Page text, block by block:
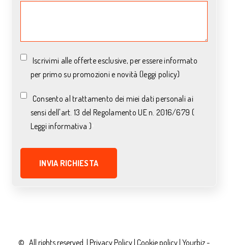
Iscrivimi alle offerte esclusive, per essere informato
per primo su promozioni e novità (leggi policy)
Consento al trattamento dei miei dati personali ai
sensi dell'art. 13 del Regolamento UE n. 2016/679 (
Leggi informativa )
© . All rights reserved. | Privacy Policy| Cookie policy | Yourbiz -